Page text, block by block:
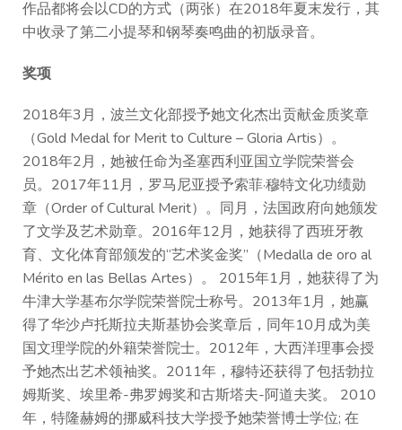
作品都将会以CD的方式（两张）在2018年夏末发行，其
中收录了第二小提琴和钢琴奏鸣曲的初版录音。
奖项
2018年3月，波兰文化部授予她文化杰出贡献金质奖章
（Gold Medal for Merit to Culture – Gloria Artis）。
2018年2月，她被任命为圣塞西利亚国立学院荣誉会
员。2017年11月，罗马尼亚授予索菲·穆特文化功绩勋
章（Order of Cultural Merit）。同月，法国政府向她颁发
了文学及艺术勋章。2016年12月，她获得了西班牙教
育、文化体育部颁发的“艺术奖金奖”（Medalla de oro al
Mérito en las Bellas Artes）。 2015年1月，她获得了为
牛津大学基布尔学院荣誉院士称号。2013年1月，她赢
得了华沙卢托斯拉夫斯基协会奖章后，同年10月成为美
国文理学院的外籍荣誉院士。2012年，大西洋理事会授
予她杰出艺术领袖奖。2011年，穆特还获得了包括勃拉
姆斯奖、埃里希-弗罗姆奖和古斯塔夫-阿道夫奖。 2010
年，特隆赫姆的挪威科技大学授予她荣誉博士学位; 在